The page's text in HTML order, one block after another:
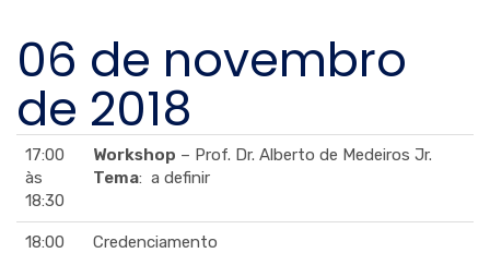
06 de novembro
de 2018
17:00
às
18:30
Workshop – Prof. Dr. Alberto de Medeiros Jr.
Tema: a definir
18:00
Credenciamento